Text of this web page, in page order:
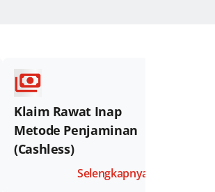
Klaim Rawat Inap
Metode Penjaminan
(Cashless)
Selengkapnya